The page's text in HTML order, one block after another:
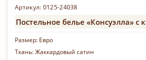
Артикул: 0125-24038
Постельное белье «Консуэлла» с
Размер: Евро
Ткань:Жаккардовый сатин